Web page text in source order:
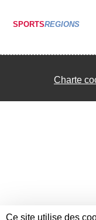
SPORTSREGIONS
Charte
Ce site utilise des